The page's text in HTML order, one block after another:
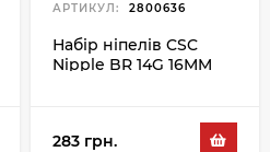
АРТИКУЛ: 2800636
Набір ніпелів CSC
Nipple BR 14G 16MM
283 грн.